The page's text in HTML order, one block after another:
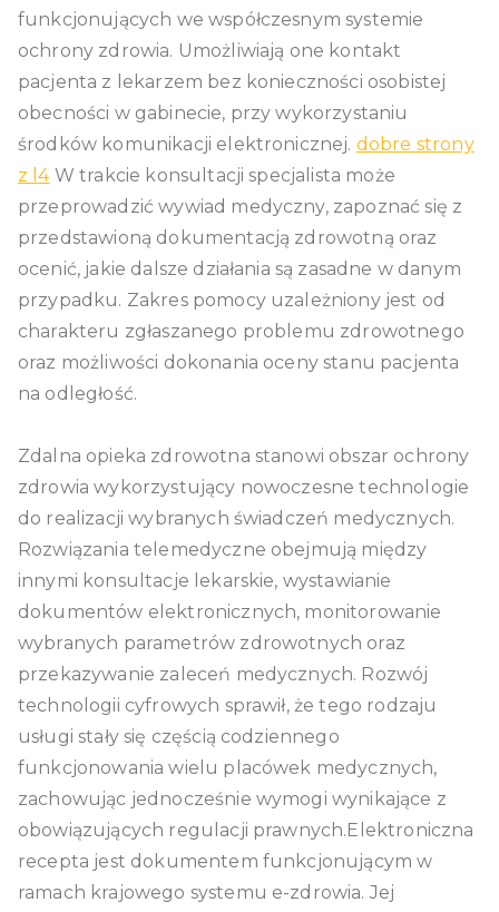
funkcjonujących we współczesnym systemie
ochrony zdrowia. Umożliwiają one kontakt
pacjenta z lekarzem bez konieczności osobistej
obecności w gabinecie, przy wykorzystaniu
środków komunikacji elektronicznej. dobre strony
z l4W trakcie konsultacji specjalista może
przeprowadzić wywiad medyczny, zapoznać się z
przedstawioną dokumentacją zdrowotną oraz
ocenić, jakie dalsze działania są zasadne w danym
przypadku. Zakres pomocy uzależniony jest od
charakteru zgłaszanego problemu zdrowotnego
oraz możliwości dokonania oceny stanu pacjenta
na odległość.
Zdalna opieka zdrowotna stanowi obszar ochrony
zdrowia wykorzystujący nowoczesne technologie
do realizacji wybranych świadczeń medycznych.
Rozwiązania telemedyczne obejmują między
innymi konsultacje lekarskie, wystawianie
dokumentów elektronicznych, monitorowanie
wybranych parametrów zdrowotnych oraz
przekazywanie zaleceń medycznych. Rozwój
technologii cyfrowych sprawił, że tego rodzaju
usługi stały się częścią codziennego
funkcjonowania wielu placówek medycznych,
zachowując jednocześnie wymogi wynikające z
obowiązujących regulacji prawnych.Elektroniczna
recepta jest dokumentem funkcjonującym w
ramach krajowego systemu e-zdrowia. Jej